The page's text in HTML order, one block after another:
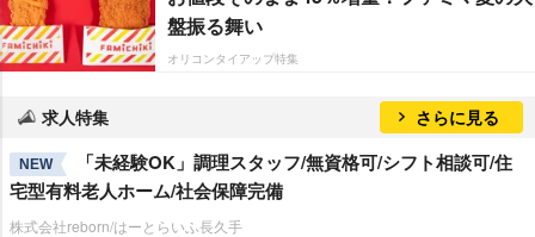
盤振る舞い
オリコンタイアップ特集
求人特集 さらに見る
NEW
「未経験OK」調理スタッフ/無資格可/シフト相談可/住
宅型有料老人ホーム/社会保障完備
株式会社reborn/はーとらいふ長久手